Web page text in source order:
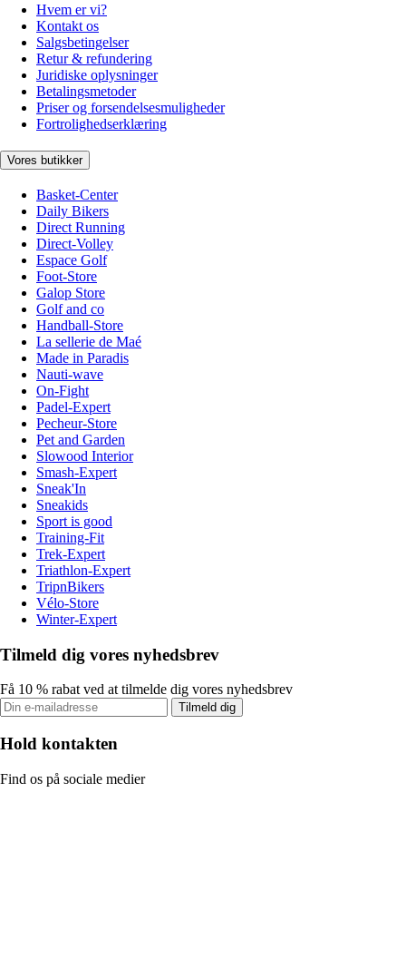
Hvem er vi?
Kontakt os
Salgsbetingelser
Retur & refundering
Juridiske oplysninger
Betalingsmetoder
Priser og forsendelsesmuligheder
Fortrolighedserklæring
Vores butikker
Basket-Center
Daily Bikers
Direct Running
Direct-Volley
Espace Golf
Foot-Store
Galop Store
Golf and co
Handball-Store
La sellerie de Maé
Made in Paradis
Nauti-wave
On-Fight
Padel-Expert
Pecheur-Store
Pet and Garden
Slowood Interior
Smash-Expert
Sneak'In
Sneakids
Sport is good
Training-Fit
Trek-Expert
Triathlon-Expert
TripnBikers
Vélo-Store
Winter-Expert
Tilmeld dig vores nyhedsbrev
Få 10 % rabat ved at tilmelde dig vores nyhedsbrev
Tilmeld dig
Hold kontakten
Find os på sociale medier